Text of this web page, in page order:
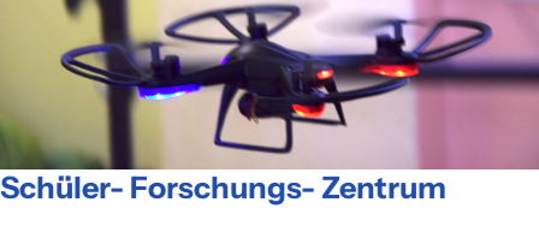
Schüler- Forschungs- Zentrum